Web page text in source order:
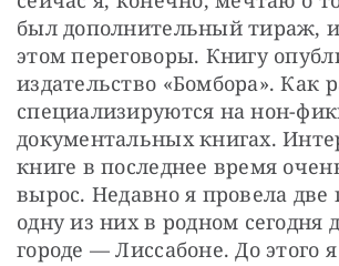
был дополнительный тираж, и
этом переговоры. Книгу
издательство «Бомбора». Как
специализируются на нон-
документальных книгах.
книге в последнее время
вырос. Недавно я провела две
одну из них в родном сегодня
городе — Лиссабоне. До этого